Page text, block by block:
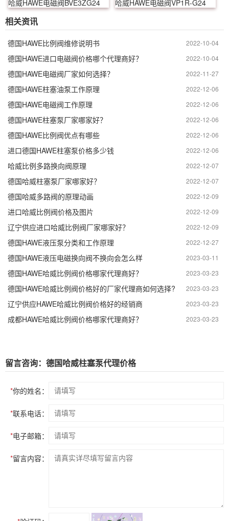
哈威HAWE电磁阀BVE3ZG24 哈威HAWE电磁阀VP1R-G24
相关资讯
2022-10-04
德国HAWE比例阀维修说明书
2022-10-04
德国HAWE进口电磁阀价格哪个代理商好？
2022-11-27
德国HAWE电磁阀厂家如何选择？
2022-12-06
德国HAWE柱塞油泵工作原理
2022-12-06
德国HAWE电磁阀工作原理
2022-12-06
德国HAWE柱塞泵厂家哪家好？
2022-12-06
德国HAWE比例阀优点有哪些
2022-12-06
进口德国HAWE柱塞泵价格多少钱
2022-12-07
哈威比例多路换向阀原理
2022-12-07
德国哈威柱塞泵厂家哪家好？
2022-12-09
德国哈威多路阀的原理动画
2022-12-09
进口哈威比例阀价格及图片
2022-12-09
辽宁供应进口哈威比例阀厂家哪家好？
2022-12-27
德国HAWE液压泵分类和工作原理
2023-03-11
德国HAWE液压电磁换向阀不换向会怎么样
2023-03-23
德国HAWE哈威比例阀价格哪家代理商好？
2023-03-23
德国HAWE哈威比例阀价格好的厂家代理商如何选择?
2023-03-23
辽宁供应HAWE哈威比例阀价格好的经销商
2023-03-23
成都HAWE哈威比例阀价格哪家代理商好？
留言咨询：德国哈威柱塞泵代理价格
*你的姓名：
*联系电话：
*电子邮箱：
*留言内容：